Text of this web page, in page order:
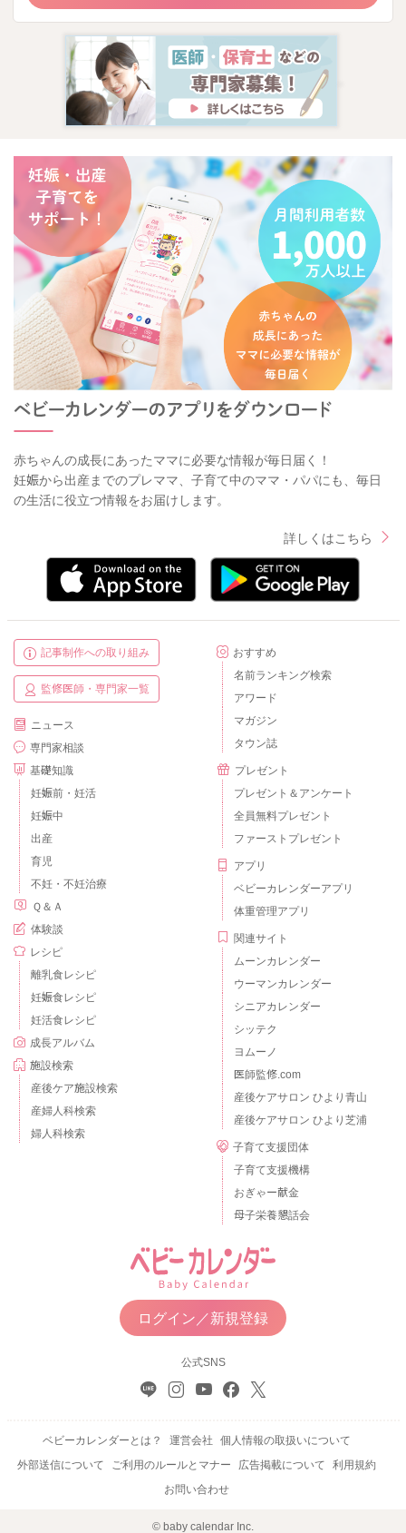
赤ちゃんの成長にあったママに必要な情報が毎日届く！
妊娠から出産までのプレママ、子育て中のママ・パパにも、毎日
の生活に役立つ情報をお届けします。
詳しくはこちら
記事制作への取り組み
監修医師・専門家一覧
ニュース
専門家相談
基礎知識
妊娠前・妊活
妊娠中
出産
育児
不妊・不妊治療
Ｑ＆Ａ
体験談
レシピ
離乳食レシピ
妊娠食レシピ
妊活食レシピ
成長アルバム
施設検索
産後ケア施設検索
産婦人科検索
婦人科検索
おすすめ
名前ランキング検索
アワード
マガジン
タウン誌
プレゼント
プレゼント＆アンケート
全員無料プレゼント
ファーストプレゼント
アプリ
ベビーカレンダーアプリ
体重管理アプリ
関連サイト
ムーンカレンダー
ウーマンカレンダー
シニアカレンダー
シッテク
ヨムーノ
医師監修.com
産後ケアサロン ひより青山
産後ケアサロン ひより芝浦
子育て支援団体
子育て支援機構
おぎゃー献金
母子栄養懇話会
ログイン／新規登録
公式SNS
ベビーカレンダーとは？ 運営会社
個人情報の取扱いについて
外部送信について
ご利用のルールとマナー 広告掲載について
利用規約
お問い合わせ
© baby calendar Inc.